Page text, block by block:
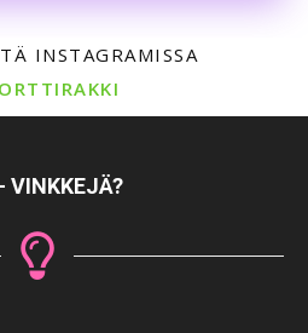
INSTAGRAMISSA
VINKKEJÄ?